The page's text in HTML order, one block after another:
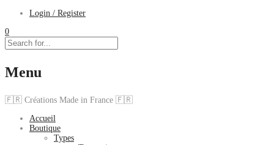
Login / Register
0
Menu
🇫🇷 Créations Made in France 🇫🇷
Accueil
Boutique
Types